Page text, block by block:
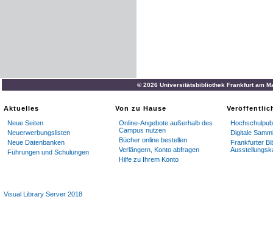
© 2026 Universitätsbibliothek Frankfurt am
Aktuelles
Neue Seiten
Neuerwerbungslisten
Neue Datenbanken
Führungen und Schulungen
Von zu Hause
Online-Angebote außerhalb des
Campus nutzen
Bücher online bestellen
Verlängern, Konto abfragen
Hilfe zu Ihrem Konto
Digitale
Frankfurter
Visual Library Server 2018